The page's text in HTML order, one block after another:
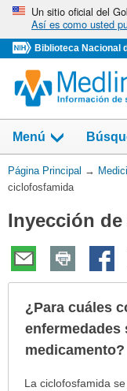
Omita
vaya
al
Contenido
Un sitio oficial del
Así es como usted
Biblioteca Nacional
Menú
campo
de
Usted
está
Página Principal →
ciclofosfamida
Inyección
¿Para cuáles
enfermedades
medicamento?
¿ParaLa ciclofosfamida